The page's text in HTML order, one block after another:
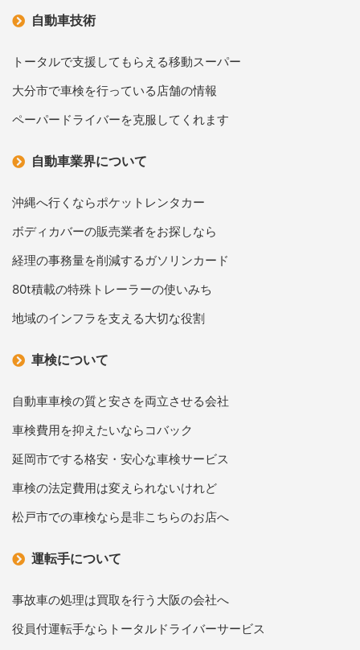
自動車技術
トータルで支援してもらえる移動スーパー
大分市で車検を行っている店舗の情報
ペーパードライバーを克服してくれます
自動車業界について
沖縄へ行くならポケットレンタカー
ボディカバーの販売業者をお探しなら
経理の事務量を削減するガソリンカード
80t積載の特殊トレーラーの使いみち
地域のインフラを支える大切な役割
車検について
自動車車検の質と安さを両立させる会社
車検費用を抑えたいならコバック
延岡市でする格安・安心な車検サービス
車検の法定費用は変えられないけれど
松戸市での車検なら是非こちらのお店へ
運転手について
事故車の処理は買取を行う大阪の会社へ
役員付運転手ならトータルドライバーサービス